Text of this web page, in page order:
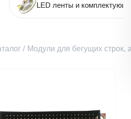
LED ленты и
/ Модули для бегущих строк,